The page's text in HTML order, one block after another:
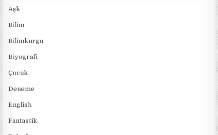
Aşk
Bilim
Bilimkurgu
Biyografi
Çocuk
Deneme
English
Fantastik